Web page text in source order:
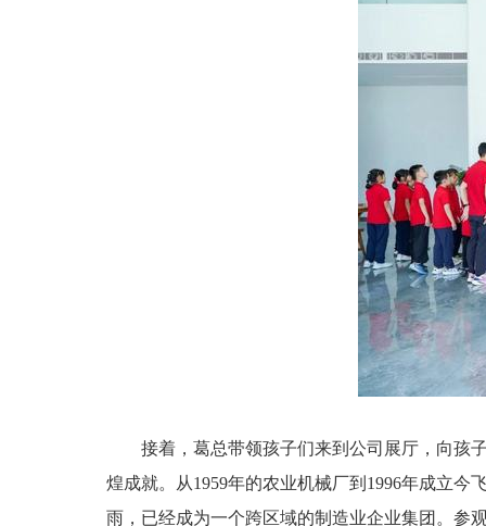
接着，葛总带领孩子们来到公司展厅，向孩
煌成就。从1959年的农业机械厂到1996年成立今
雨，已经成为一个跨区域的制造业企业集团。参